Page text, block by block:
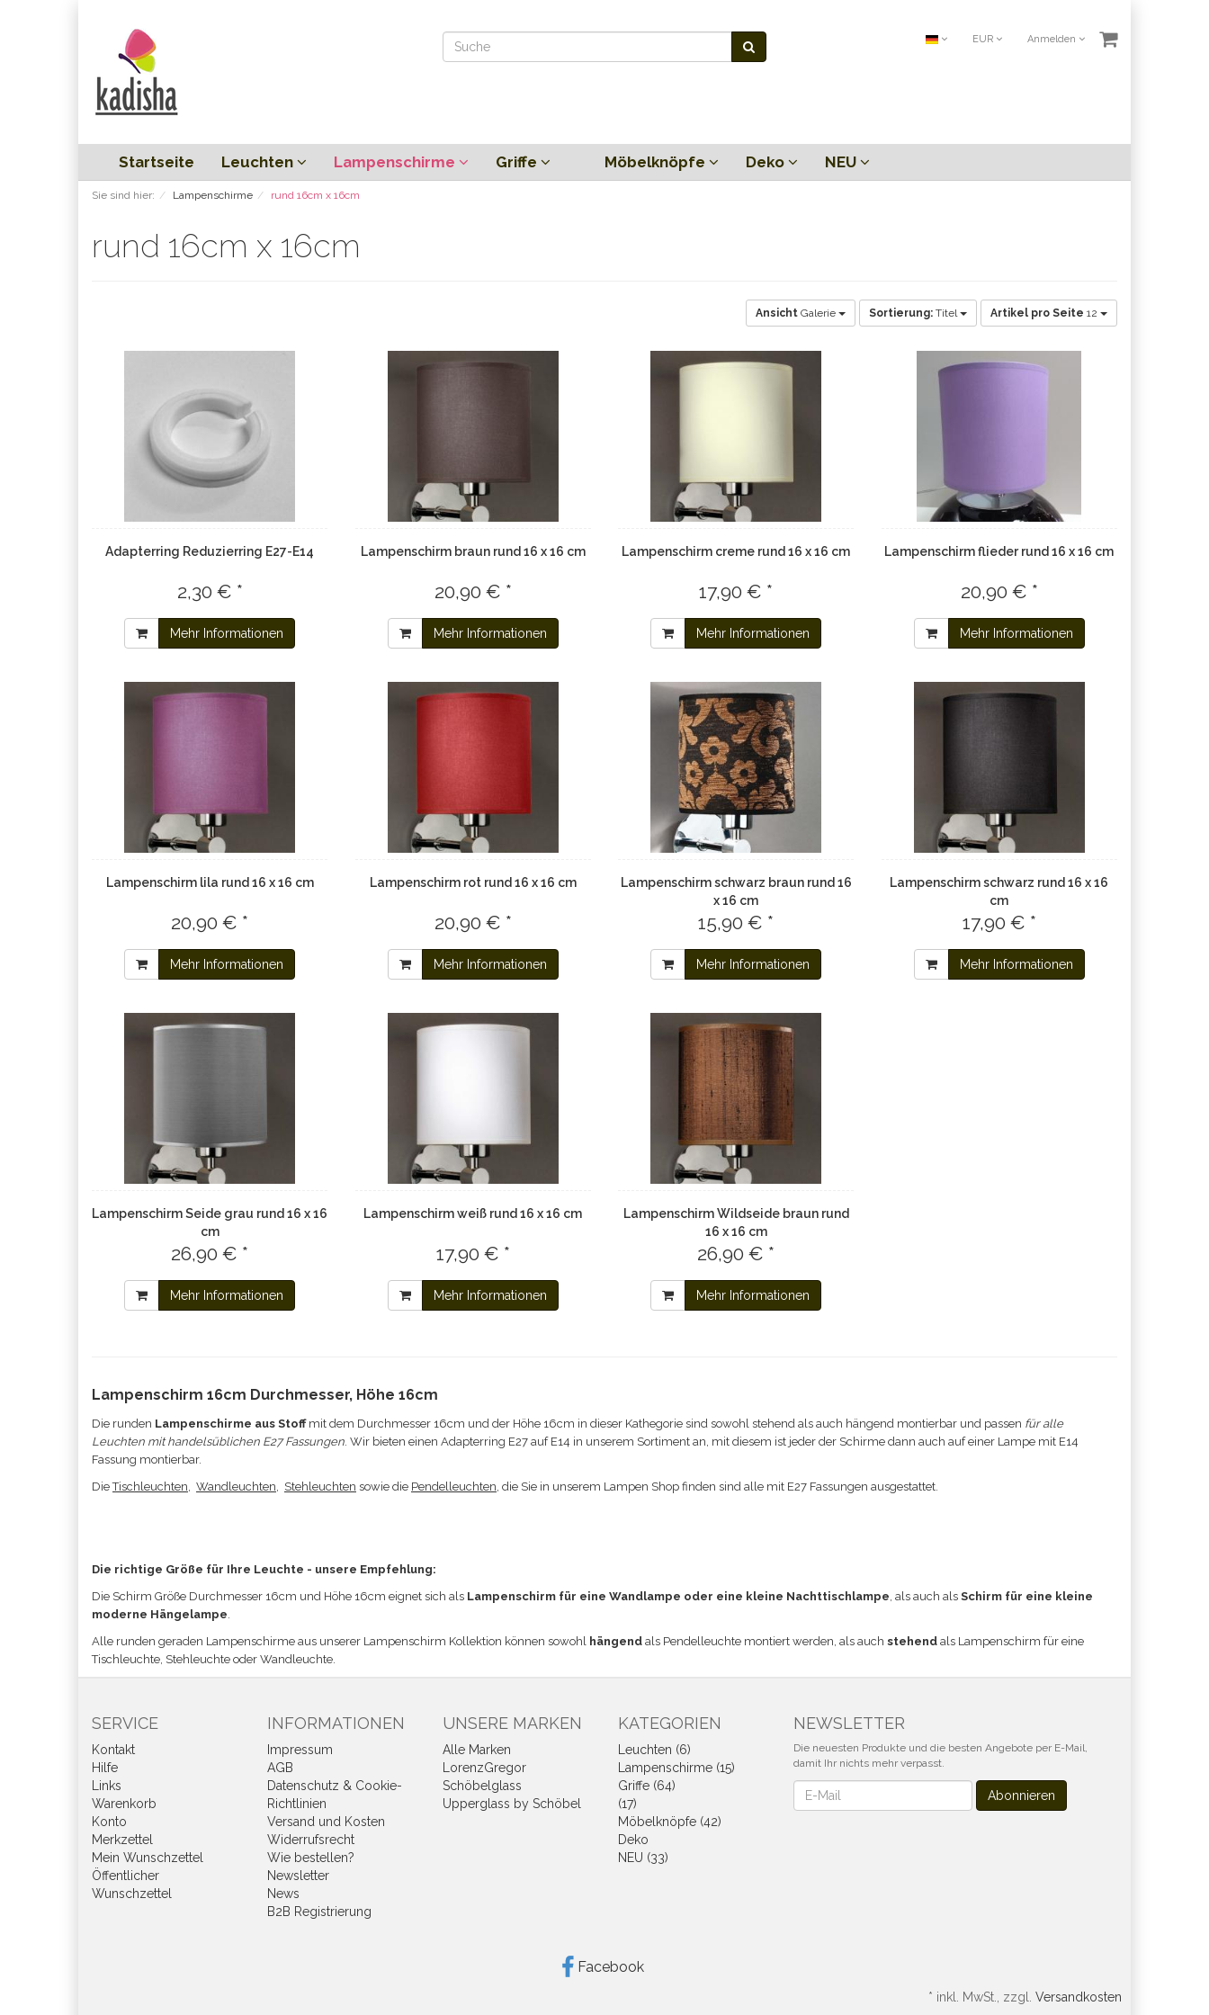
EUR Anmelden
Startseite Leuchten Lampenschirme Griffe Möbelknöpfe Deko NEU
Sie sind hier: Lampenschirme rund 16cm x 16cm
rund 16cm x 16cm
Ansicht Galerie Sortierung: Titel Artikel pro Seite 12
Adapterring Reduzierring E27-E14
2,30 € *
Mehr Informationen
Lampenschirm braun rund 16 x 16 cm
20,90 € *
Mehr Informationen
Lampenschirm creme rund 16 x 16 cm
17,90 € *
Mehr Informationen
Lampenschirm flieder rund 16 x 16 cm
20,90 € *
Mehr Informationen
Lampenschirm lila rund 16 x 16 cm
20,90 € *
Mehr Informationen
Lampenschirm rot rund 16 x 16 cm
20,90 € *
Mehr Informationen
Lampenschirm schwarz braun rund 16
x 16 cm
15,90 € *
Mehr Informationen
Lampenschirm schwarz rund 16 x 16
cm
17,90 € *
Mehr Informationen
Lampenschirm Seide grau rund 16 x 16
cm
26,90 € *
Mehr Informationen
Lampenschirm weiß rund 16 x 16 cm
17,90 € *
Mehr Informationen
Lampenschirm Wildseide braun rund
16 x 16 cm
26,90 € *
Mehr Informationen
Lampenschirm 16cm Durchmesser, Höhe 16cm
Die runden Lampenschirme aus Stoffmit dem Durchmesser 16cm und der Höhe 16cm in dieser Kathegorie sind sowohl stehend als auch hängend montierbar und passen für alle
Leuchten mit handelsüblichen E27 Fassungen. Wir bieten einen Adapterring E27 auf E14 in unserem Sortiment an, mit diesem ist jeder der Schirme dann auch auf einer Lampe mit E14
Fassung montierbar.
DieTischleuchten, Wandleuchten, Stehleuchten sowie die Pendelleuchten, die Sie in unserem Lampen Shop finden sind alle mit E27 Fassungen ausgestattet.
Die richtige Größe für Ihre Leuchte - unsere Empfehlung:
Die Schirm Größe Durchmesser 16cm und Höhe 16cm eignet sich als Lampenschirm für eine Wandlampe oder eine kleine Nachttischlampe, als auch als Schirm für eine kleine
moderne Hängelampe.
Alle runden geraden Lampenschirme aus unserer Lampenschirm Kollektion können sowohl hängend als Pendelleuchte montiert werden, als auch stehend als Lampenschirm für eine
Tischleuchte, Stehleuchte oder Wandleuchte.
SERVICE
Kontakt
Hilfe
Links
Warenkorb
Konto
Merkzettel
Mein Wunschzettel
Öffentlicher
Wunschzettel
INFORMATIONEN
Impressum
AGB
Datenschutz & Cookie-
Richtlinien
Versand und Kosten
Widerrufsrecht
Wie bestellen?
Newsletter
News
B2B Registrierung
UNSERE MARKEN
Alle Marken
LorenzGregor
Schöbelglass
Upperglass by Schöbel
KATEGORIEN
Leuchten (6)
Lampenschirme (15)
Griffe (64)
(17)
Möbelknöpfe (42)
Deko
NEU (33)
NEWSLETTER
Die neuesten Produkte und die besten Angebote per E-Mail,
damit Ihr nichts mehr verpasst.
Newsletter Abonnieren
Facebook
* inkl. MwSt., zzgl. Versandkosten